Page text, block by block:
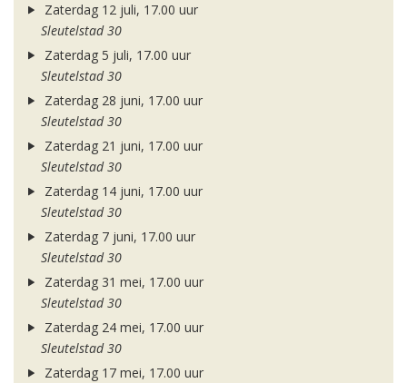
Zaterdag 12 juli, 17.00 uur
Sleutelstad 30
Zaterdag 5 juli, 17.00 uur
Sleutelstad 30
Zaterdag 28 juni, 17.00 uur
Sleutelstad 30
Zaterdag 21 juni, 17.00 uur
Sleutelstad 30
Zaterdag 14 juni, 17.00 uur
Sleutelstad 30
Zaterdag 7 juni, 17.00 uur
Sleutelstad 30
Zaterdag 31 mei, 17.00 uur
Sleutelstad 30
Zaterdag 24 mei, 17.00 uur
Sleutelstad 30
Zaterdag 17 mei, 17.00 uur